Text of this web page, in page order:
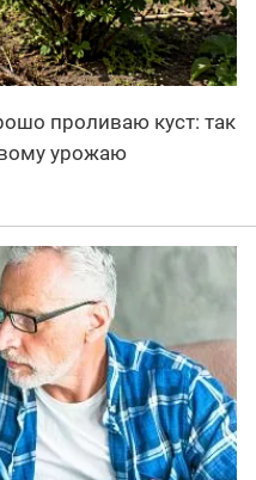
проливаю куст: так
урожаю